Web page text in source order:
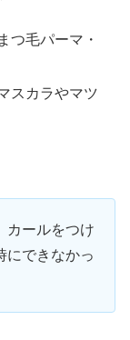
つ毛パーマ・
スカラやマツ
カールをつけ
にできなかっ